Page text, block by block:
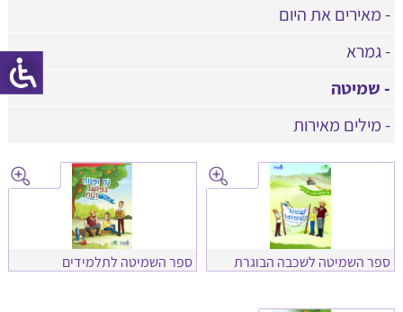
- מאירים את היום
- גמרא
- שמיטה
- מילים מאירות
ספר השמיטה לשכבה הבוגרת ספר השמיטה לתלמידים